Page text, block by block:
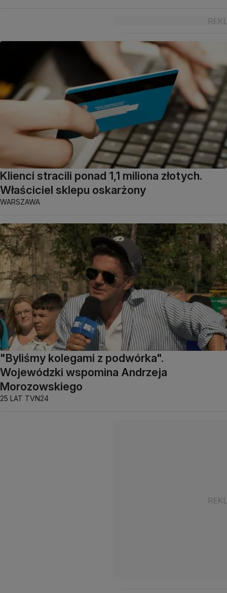
Klienci stracili ponad 1,1 miliona złotych.
Właściciel sklepu oskarżony
WARSZAWA
"Byliśmy kolegami z podwórka".
Wojewódzki wspomina Andrzeja
Morozowskiego
25 LAT TVN24